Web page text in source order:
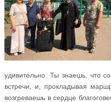
удивительно. Ты знаешь, что
встречи, и, прокладывая
возгреваешь в сердце